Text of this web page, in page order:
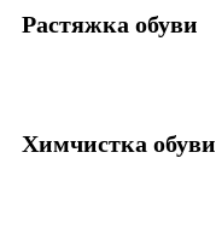
Растяжка обуви
Химчистка обуви